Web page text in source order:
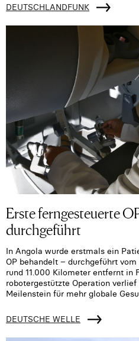
DEUTSCHLANDFUNK
Erste ferngesteuerte
durchgeführt
In Angola wurde erstmals ein
OP behandelt – durchgeführt
rund 11.000 Kilometer entfernt in
robotergestützte Operation
Meilenstein für mehr globale
DEUTSCHE WELLE